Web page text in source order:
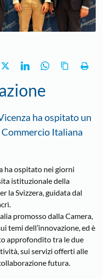
ha ospitato un
Italiana
ha ospitato nei giorni
istituzionale della
la Svizzera, guidata dal
promosso dalla Camera,
temi dell’innovazione, ed è
approfondito tra le due
sui servizi offerti alle
futura.